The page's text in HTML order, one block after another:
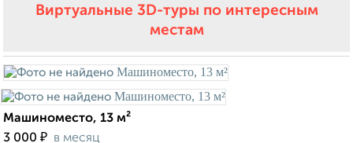
Виртуальные 3D-туры по интересным
местам
Машиноместо, 13 м²
3 000 ₽ в месяц